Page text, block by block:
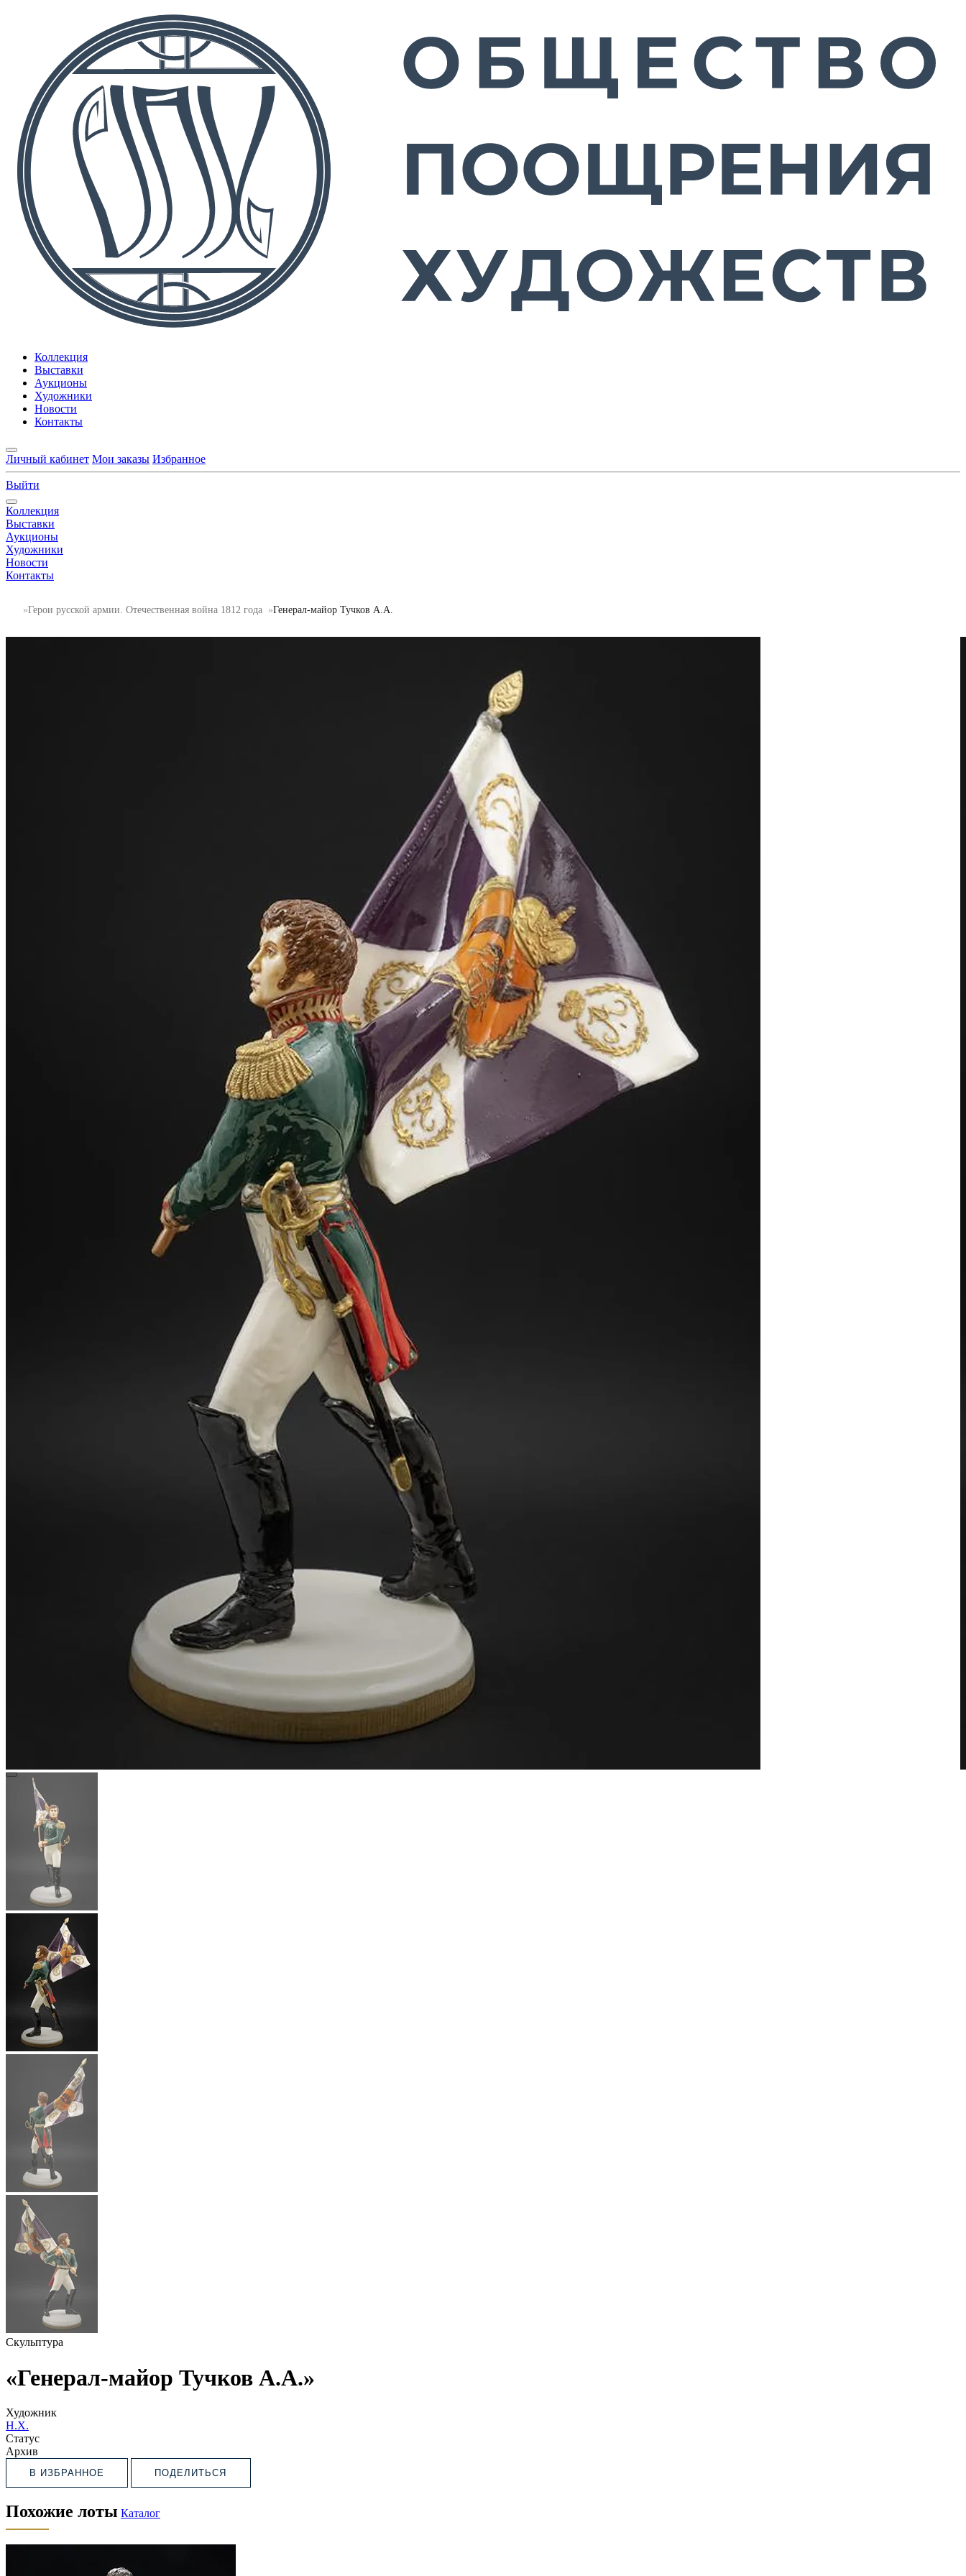
Коллекция
Выставки
Аукционы
Художники
Новости
Контакты
Личный кабинет Мои заказы Избранное
Выйти
Коллекция
Выставки
Аукционы
Художники
Новости
Контакты
Герои русской армии. Отечественная война 1812 года Генерал-майор Тучков А.А.
Скульптура
«Генерал-майор Тучков А.А.»
Художник
Н.Х.
Статус
Архив
В ИЗБРАННОЕ ПОДЕЛИТЬСЯ
Похожие лоты Каталог